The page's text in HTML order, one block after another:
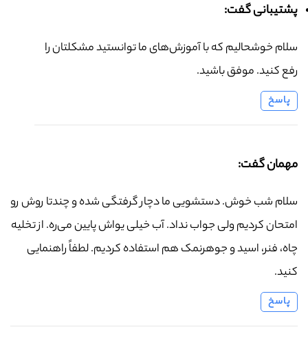
پشتیبانی گفت:
سلام خوشحالیم که با آموزش‌های ما توانستید مشکلتان را
رفع کنید. موفق باشید.
پاسخ
مهمان گفت:
سلام شب خوش. دستشویی ما دچار گرفتگی شده و چندتا روش رو
امتحان کردیم ولی جواب نداد. آب خیلی یواش پایین می‌ره. از تخلیه
چاه، فنر، اسید و جوهرنمک هم استفاده کردیم. لطفاً راهنمایی
کنید.
پاسخ